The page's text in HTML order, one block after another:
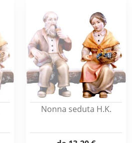
Nonna seduta H.K.